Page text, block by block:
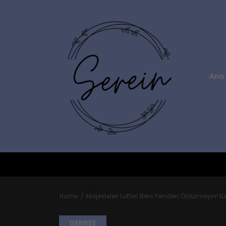
Ana
Home Majesteleri Lütfen Beni Yeniden Öldürmeyin!
GENRES